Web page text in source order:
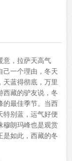
意，拉萨天高气
己一个理由，冬天
蓝得彻底，万里
西藏的驴友说，冬
最佳季节。当西
特别蓝，运气好便
穆朗玛峰也是观赏
是如此，西藏的冬